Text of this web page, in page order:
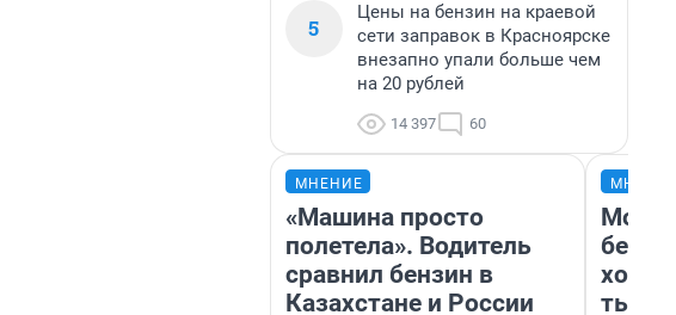
5
Цены на бензин на краевой
сети заправок в Красноярске
внезапно упали больше чем
на 20 рублей
14 397 60
МНЕНИЕ
«Машина просто
полетела». Водитель
сравнил бензин в
Казахстане и России
Мой